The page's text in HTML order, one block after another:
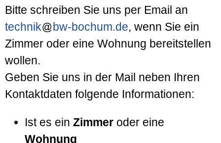
Bitte schreiben Sie uns per Email an
technik
bw-bochum.de, wenn Sie ein
Zimmer oder eine Wohnung bereitstellen
wollen.
Geben Sie uns in der Mail neben Ihren
Kontaktdaten folgende Informationen:
Ist es ein Zimmer oder eine
Wohnung